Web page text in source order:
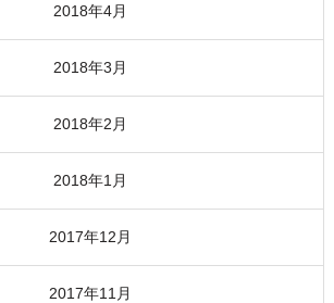
2018年4月
2018年3月
2018年2月
2018年1月
2017年12月
2017年11月